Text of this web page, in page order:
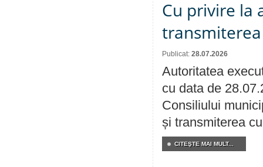
Cu privire la
Publicat: 28.07.2026
Autoritatea
cu data de
Consiliului
și transmiterea
CITEŞTE MAI MULT...